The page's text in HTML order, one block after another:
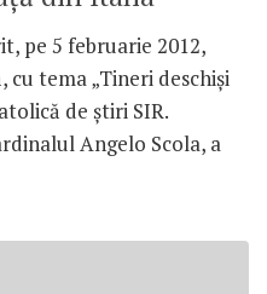
pe 5 februarie 2012,
tema „Tineri deschişi
de ştiri SIR.
Angelo Scola, a